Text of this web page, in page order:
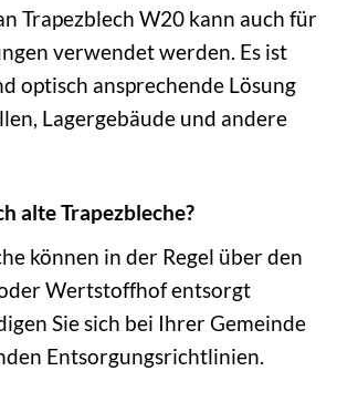
Trapezblech W20 kann auch für
verwendet werden. Es ist
optisch ansprechende Lösung
Lagergebäude und andere
alte Trapezbleche?
können in der Regel über den
Wertstoffhof entsorgt
Sie sich bei Ihrer Gemeinde
Entsorgungsrichtlinien.